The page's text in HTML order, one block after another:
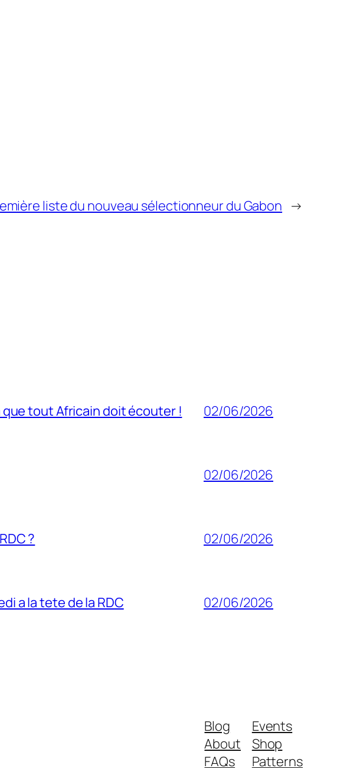
liste du nouveau sélectionneur du Gabon →
que tout Africain doit écouter ! 02/06/2026
02/06/2026
? 02/06/2026
a la tete de la RDC 02/06/2026
Blog
About
FAQs
Events
Shop
Patterns